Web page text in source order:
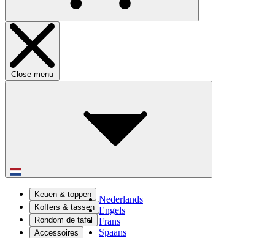
Close menu
Nederlands
Engels
Frans
Spaans
Keuen & toppen
Koffers & tassen
Rondom de tafel
Accessoires